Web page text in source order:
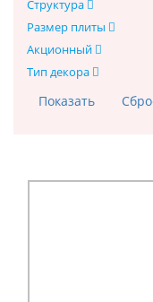
Структура
Размер плиты
Акционный
Тип декора